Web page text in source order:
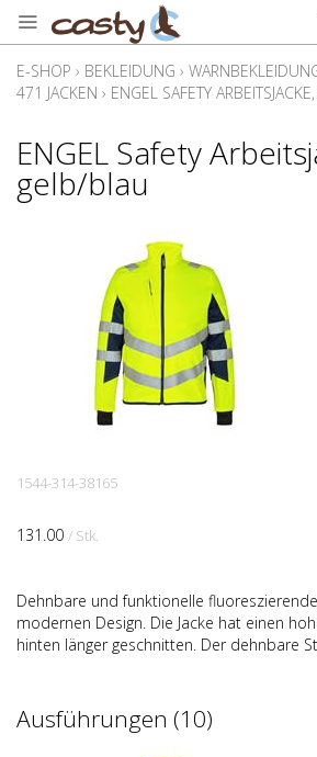
E-SHOP › BEKLEIDUNG ›
471 JACKEN › ENGEL SAFETY
ENGEL Safety
gelb/blau
1544-314-38165
131.00 / Stk.
Dehnbare und funktionelle
modernen Design. Die Jacke hat einen
hinten länger geschnitten. Der dehnbare
Ausführungen (10)